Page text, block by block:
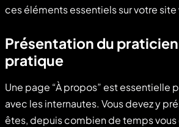
ces éléments essentiels sur votre site
Présentation du praticien
pratique
Une page “À propos” est essentielle
avec les internautes. Vous devez y
êtes, depuis combien de temps